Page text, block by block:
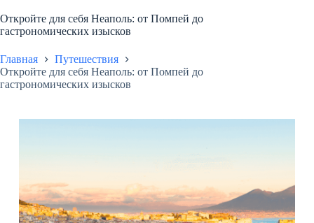
Откройте для себя Неаполь: от Помпей до
гастрономических изысков
Главная
Путешествия
Откройте для себя Неаполь: от Помпей до
гастрономических изысков